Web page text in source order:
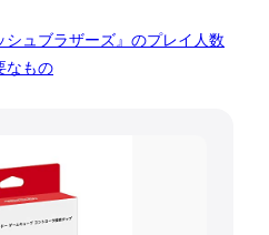
シュブラザーズ』のプレイ人数
なもの